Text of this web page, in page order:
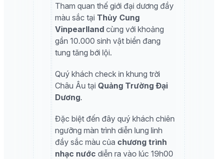
Tham quan thế giới đại dương đầy
màu sắc tại Thủy Cung
Vinpearlland cùng với khoảng
gần 10.000 sinh vật biển đang
tung tăng bới lội.
Quý khách check in khung trời
Châu Âu tại Quảng Trường Đại
Dương.
Đặc biệt đến đây quý khách chiên
ngưỡng màn trình diễn lung linh
đầy sắc màu của chương trình
nhạc nước diễn ra vào lúc 19h00